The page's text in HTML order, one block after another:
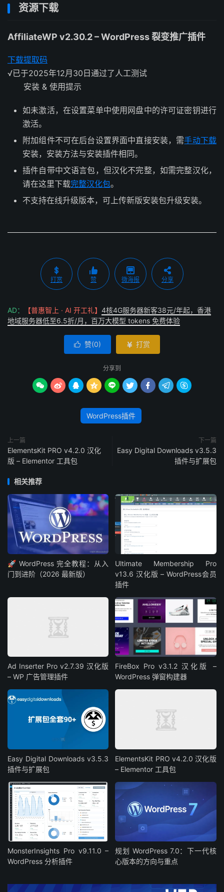
资源下载
AffiliateWP v2.30.2 – WordPress 裂变推广插件
下载提取码
√已于2025年12月30日通过了人工测试
安装 & 使用提示
如未激活，在设置菜单中使用网盘中的许可证密钥进行
激活。
附加组件不可在后台设置界面中直接安装，需手动下载
安装，安装方法与安装插件相同。
插件自带中文语言包，但汉化不完整，如需完整汉化，
请在这里下载完整汉化包。
不支持在线升级版本，可上传新版安装包升级安装。
打赏 赞 微海报 分享
AD： 【普惠智上 · AI 开工礼】 4核4G服务器新客38元/年起，香港
地域服务器低至6.5折/月，百万大模型 tokens 免费体验
 赞(0)  打赏
分享到
        
WordPress插件
上一篇
ElementsKit PRO v4.2.0 汉化
版 – Elementor 工具包
下一篇
Easy Digital Downloads v3.5.3
插件与扩展包
相关推荐
🚀 WordPress 完全教程：从入
门到进阶（2026 最新版）
Ultimate Membership Pro
v13.6 汉化版 – WordPress会员
插件
Ad Inserter Pro v2.7.39 汉化版
– WP 广告管理插件
FireBox Pro v3.1.2 汉化版 –
WordPress 弹窗构建器
Easy Digital Downloads v3.5.3
插件与扩展包
ElementsKit PRO v4.2.0 汉化版
– Elementor 工具包
MonsterInsights Pro v9.11.0 –
WordPress 分析插件
规划 WordPress 7.0：下一代核
心版本的方向与重点